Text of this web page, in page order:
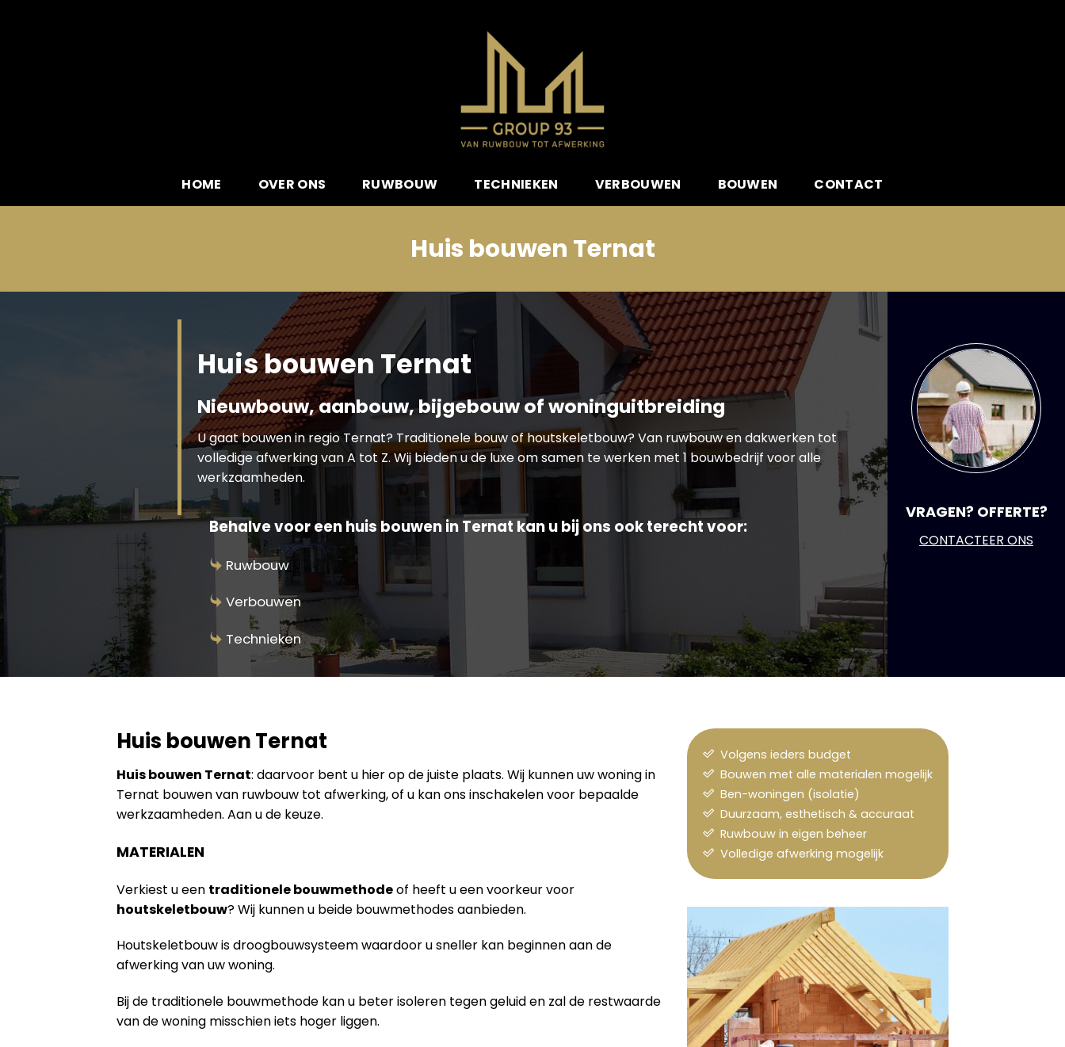
HOME OVER ONS RUWBOUW TECHNIEKEN VERBOUWEN BOUWEN CONTACT
Huis bouwen Ternat
Huis bouwen Ternat
Nieuwbouw, aanbouw, bijgebouw of woninguitbreiding
U gaat bouwen in regio Ternat? Traditionele bouw of houtskeletbouw? Van ruwbouw en dakwerken tot
volledige afwerking van A tot Z. Wij bieden u de luxe om samen te werken met 1 bouwbedrijf voor alle
werkzaamheden.
Behalve voor een huis bouwen in Ternat kan u bij ons ook terecht voor:
Ruwbouw
Verbouwen
Technieken
VRAGEN? OFFERTE?
CONTACTEER ONS
Huis bouwen Ternat
Huis bouwen Ternat: daarvoor bent u hier op de juiste plaats. Wij kunnen uw woning in
Ternat bouwen van ruwbouw tot afwerking, of u kan ons inschakelen voor bepaalde
werkzaamheden. Aan u de keuze.
MATERIALEN
Verkiest u een traditionele bouwmethodeof heeft u een voorkeur voor
houtskeletbouw? Wij kunnen u beide bouwmethodes aanbieden.
Houtskeletbouw is droogbouwsysteem waardoor u sneller kan beginnen aan de
afwerking van uw woning.
Bij de traditionele bouwmethode kan u beter isoleren tegen geluid en zal de restwaarde
van de woning misschien iets hoger liggen.
Volgens ieders budget
Bouwen met alle materialen mogelijk
Ben-woningen (isolatie)
Duurzaam, esthetisch & accuraat
Ruwbouw in eigen beheer
Volledige afwerking mogelijk